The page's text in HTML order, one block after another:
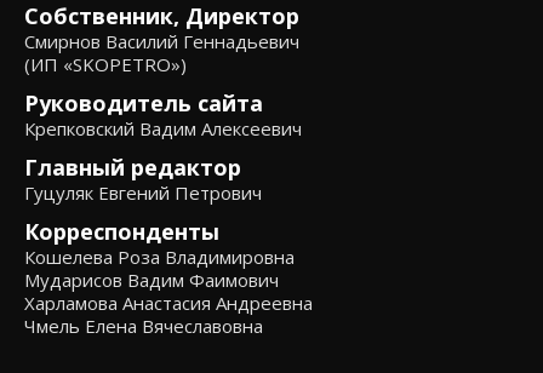
Собственник, Директор
Смирнов Василий Геннадьевич
(ИП «SKOPETRO»)
Руководитель сайта
Крепковский Вадим Алексеевич
Главный редактор
Гуцуляк Евгений Петрович
Корреспонденты
Кошелева Роза Владимировна
Мударисов Вадим Фаимович
Харламова Анастасия Андреевна
Чмель Елена Вячеславовна